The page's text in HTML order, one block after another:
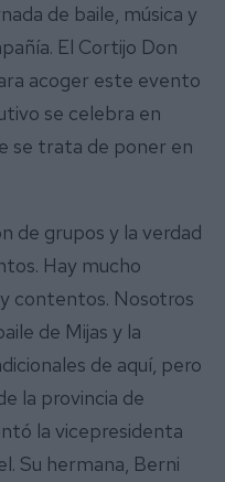
de baile, música y
El Cortijo Don
acoger este evento
se celebra en
se trata de poner en
de grupos y la verdad
Hay mucho
contentos. Nosotros
de Mijas y la
de aquí, pero
la provincia de
la vicepresidenta
Su hermana, Berni